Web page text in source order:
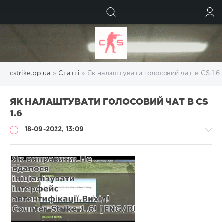
cstrike.pp.ua » Статті » Як налаштувати голосовий чат в CS 1.6
ЯК НАЛАШТУВАТИ ГОЛОСОВИЙ ЧАТ В CS
1.6
18-09-2022, 13:09
Статті
Administrator
1
526